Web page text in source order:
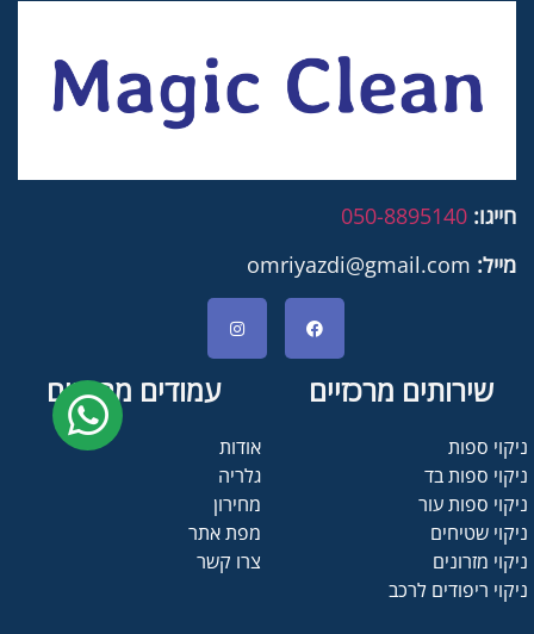
חייגו: 050-8895140
מייל:omriyazdi@gmail.com
שירותים מרכזיים
ניקוי ספות
ניקוי ספות בד
ניקוי ספות עור
ניקוי שטיחים
ניקוי מזרונים
ניקוי ריפודים לרכב
עמודים מרכזיים
אודות
גלריה
מחירון
מפת אתר
צרו קשר